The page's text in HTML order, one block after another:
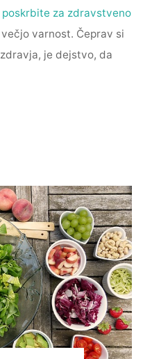
poskrbite za zdravstveno
varnost. Čeprav si
je dejstvo, da